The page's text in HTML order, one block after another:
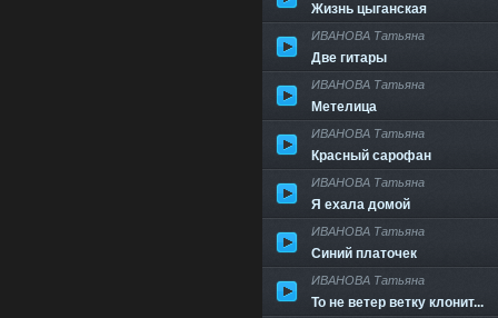
Жизнь цыганская
ИВАНОВА Татьяна
Две гитары
ИВАНОВА Татьяна
Метелица
ИВАНОВА Татьяна
Красный сарофан
ИВАНОВА Татьяна
Я ехала домой
ИВАНОВА Татьяна
Синий платочек
ИВАНОВА Татьяна
То не ветер ветку клонит...